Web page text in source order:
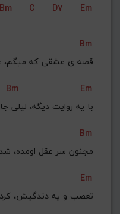
Bm
C D7 Em
Bm
قصه ی عشقی که میگم،
Bm
Em
با یه روایت دیگه، لیلی
Bm
مجنون سر عقل اومده،
Em
تعصب و یه دندگیش،